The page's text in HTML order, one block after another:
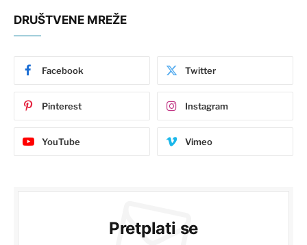
DRUŠTVENE MREŽE
Facebook Twitter
Pinterest Instagram
YouTube Vimeo
Pretplati se